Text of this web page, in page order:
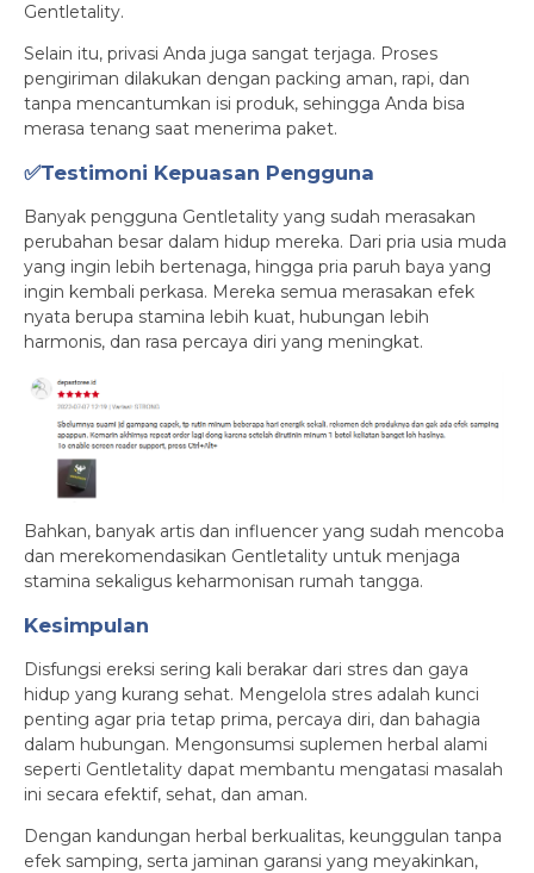
Gentletality.
Selain itu, privasi Anda juga sangat terjaga. Proses
pengiriman dilakukan dengan packing aman, rapi, dan
tanpa mencantumkan isi produk, sehingga Anda bisa
merasa tenang saat menerima paket.
✅Testimoni Kepuasan Pengguna
Banyak pengguna Gentletality yang sudah merasakan
perubahan besar dalam hidup mereka. Dari pria usia muda
yang ingin lebih bertenaga, hingga pria paruh baya yang
ingin kembali perkasa. Mereka semua merasakan efek
nyata berupa stamina lebih kuat, hubungan lebih
harmonis, dan rasa percaya diri yang meningkat.
Bahkan, banyak artis dan influencer yang sudah mencoba
dan merekomendasikan Gentletality untuk menjaga
stamina sekaligus keharmonisan rumah tangga.
Kesimpulan
Disfungsi ereksi sering kali berakar dari stres dan gaya
hidup yang kurang sehat. Mengelola stres adalah kunci
penting agar pria tetap prima, percaya diri, dan bahagia
dalam hubungan. Mengonsumsi suplemen herbal alami
seperti Gentletality dapat membantu mengatasi masalah
ini secara efektif, sehat, dan aman.
Dengan kandungan herbal berkualitas, keunggulan tanpa
efek samping, serta jaminan garansi yang meyakinkan,